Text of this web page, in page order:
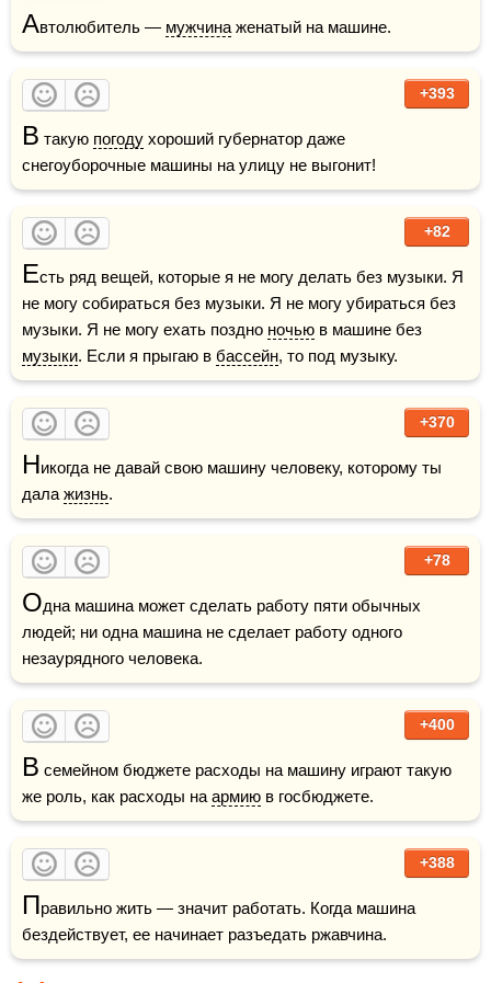
Автолюбитель — мужчина женатый на машине.
+393
В такую погоду хороший губернатор даже
снегоуборочные машины на улицу не выгонит!
+82
Есть ряд вещей, которые я не могу делать без музыки. Я
не могу собираться без музыки. Я не могу убираться без
музыки. Я не могу ехать поздно ночью
музыки. Если я прыгаю в бассейн, то под музыку.
+370
Никогда не давай свою машину человеку, которому ты
дала жизнь.
+78
Одна машина может сделать работу пяти обычных
людей; ни одна машина не сделает работу одного
незаурядного человека.
+400
В семейном бюджете расходы на машину играют такую
же роль, как расходы на армию в госбюджете.
+388
Правильно жить — значит работать. Когда машина
бездействует, ее начинает разъедать ржавчина.